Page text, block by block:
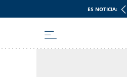
ES NOTICIA: